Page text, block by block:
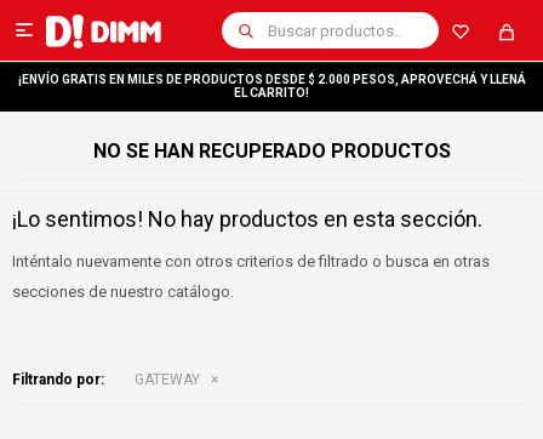

¡ENVÍO GRATIS EN MILES DE PRODUCTOS DESDE $ 2.000 PESOS, APROVECHÁ Y LLENÁ
EL CARRITO!
NO SE HAN RECUPERADO PRODUCTOS
¡Lo sentimos! No hay productos en esta sección.
Inténtalo nuevamente con otros criterios de filtrado o busca en otras
secciones de nuestro catálogo.
Filtrando por: GATEWAY